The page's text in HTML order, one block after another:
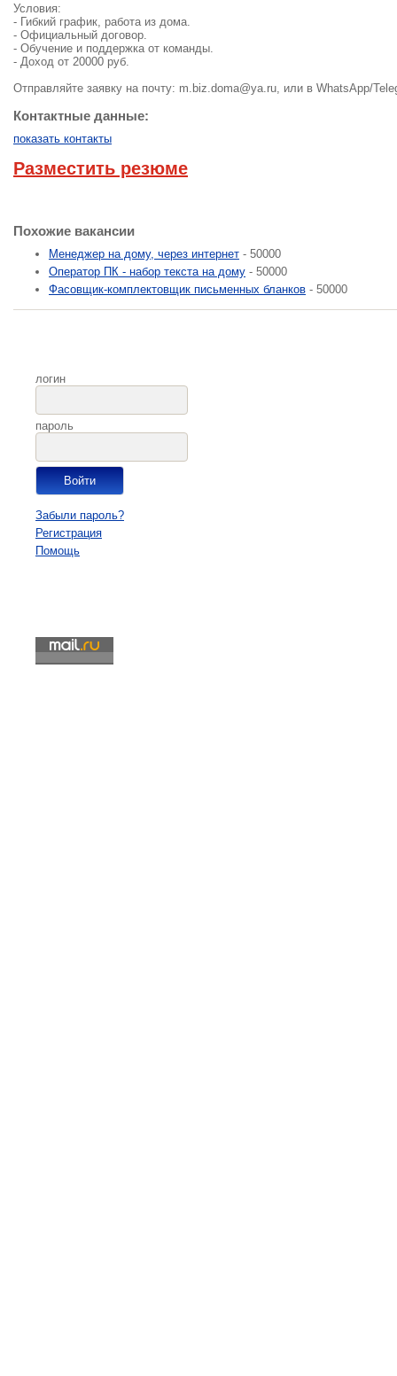
Условия:
- Гибкий график, работа из дома.
- Официальный договор.
- Обучение и поддержка от команды.
- Доход от 20000 руб.
Отправляйте заявку на почту: m.biz.doma@ya.ru, или в WhatsApp/
Контактные данные:
показать контакты
Разместить резюме
Похожие вакансии
Менеджер на дому, через интернет - 50000
Оператор ПК - набор текста на дому - 50000
Фасовщик-комплектовщик письменных бланков - 50000
логин
пароль
Забыли пароль?
Регистрация
Помощь